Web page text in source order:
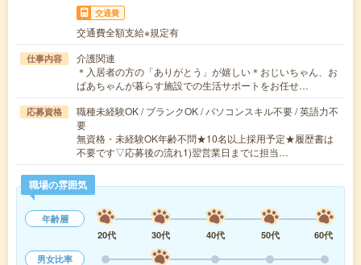
交通費
交通費全額支給※規定有
仕事内容
介護関連
＊入居者の方の「ありがとう」が嬉しい＊おじいちゃん、お
ばあちゃんが暮らす施設での生活サポートをお任せ…
応募資格
職種未経験OK / ブランクOK / パソコンスキル不要 / 英語力不
要
無資格・未経験OK年齢不問★10名以上採用予定★履歴書は
不要です▽応募後の流れ1)翌営業日までに担当…
職場の雰囲気
年齢層
20代
30代 40代 50代
60代
男女比率